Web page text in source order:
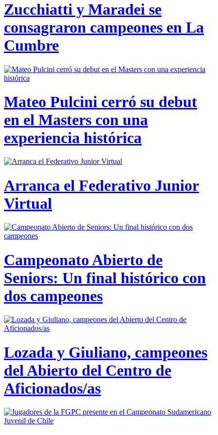
Zucchiatti y Maradei se
consagraron campeones en La
Cumbre
Mateo Pulcini cerró su debut
en el Masters con una
experiencia histórica
Arranca el Federativo Junior
Virtual
Campeonato Abierto de
Seniors: Un final histórico con
dos campeones
Lozada y Giuliano, campeones
del Abierto del Centro de
Aficionados/as